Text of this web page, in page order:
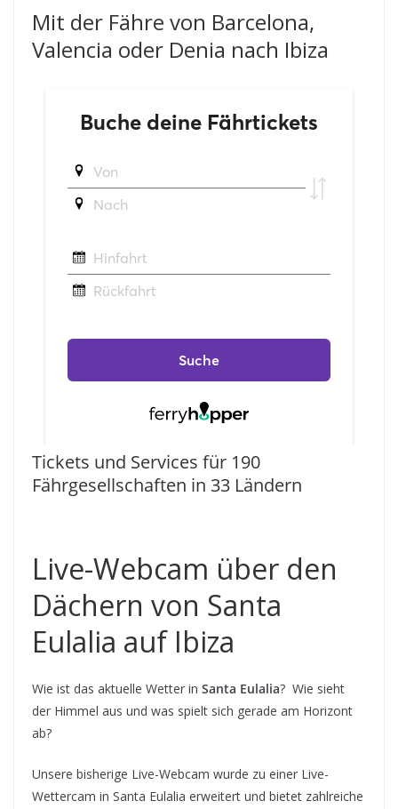
Mit der Fähre von Barcelona,
Valencia oder Denia nach Ibiza
Tickets und Services für 190
Fährgesellschaften in 33 Ländern
Live-Webcam über den
Dächern von Santa
Eulalia auf Ibiza
Wie ist das aktuelle Wetter in Santa Eulalia? Wie sieht
der Himmel aus und was spielt sich gerade am Horizont
ab?
Unsere bisherige Live-Webcam wurde zu einer Live-
Wettercam in Santa Eulalia erweitert und bietet zahlreiche